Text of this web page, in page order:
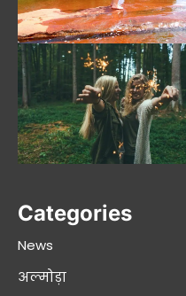
Categories
News
अल्मोड़ा